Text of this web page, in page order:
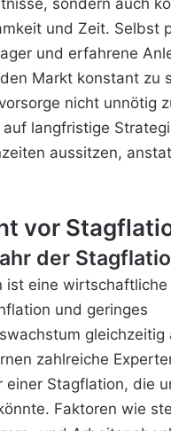
und Zeit. Selbst
und erfahrene
Markt konstant zu
nicht unnötig
auf langfristige
aussitzen,
vor
der
ist eine
und geringes
gleichzeitig
zahlreiche
einer Stagflation, die
Faktoren wie